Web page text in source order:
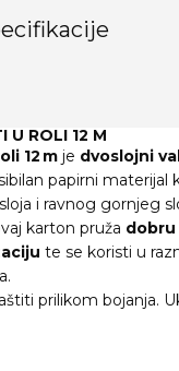
U ROLI 12 M
12 m je dvoslojni
papirni materijal
i ravnog gornjeg
karton pruža
te se koristi u
prilikom bojanja.